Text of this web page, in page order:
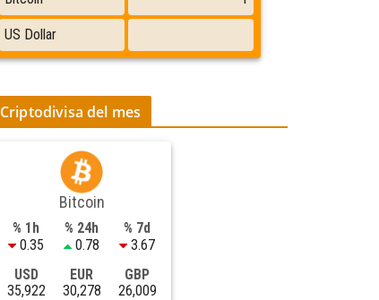
Criptodivisa del mes
Bitcoin
% 1h
0.35
% 24h
0.78
% 7d
3.67
USD
35,922
EUR
30,278
GBP
26,009